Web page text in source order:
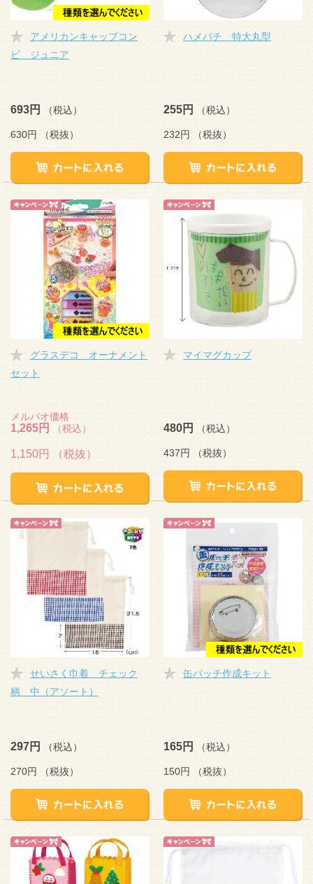
アメリカンキャップコン
ビ ジュニア
693円 （税込）
630円 （税抜）
ハメパチ 特大丸型
255円 （税込）
232円 （税抜）
グラスデコ オーナメント
セット
メルパオ価格
1,265円 （税込）
1,150円 （税抜）
マイマグカップ
480円 （税込）
437円 （税抜）
せいさく巾着 チェック
柄 中（アソート）
297円 （税込）
270円 （税抜）
缶バッチ作成キット
165円 （税込）
150円 （税抜）